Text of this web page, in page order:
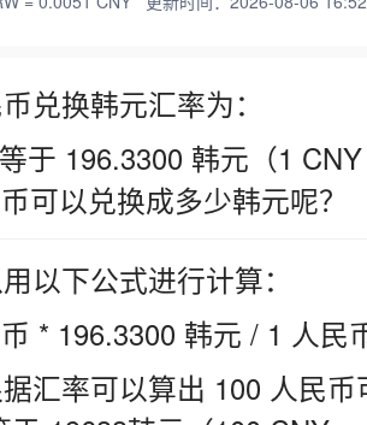
兑换韩元汇率为：
于 196.3300 韩元（1
可以兑换成多少韩元呢？
以下公式进行计算：
* 196.3300 韩元 / 1 人民
汇率可以算出 100 人民